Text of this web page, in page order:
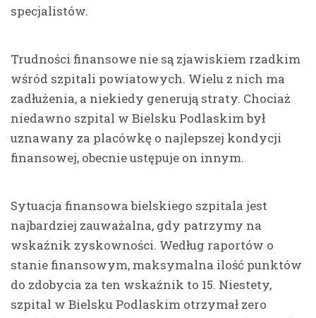
specjalistów.
Trudności finansowe nie są zjawiskiem rzadkim
wśród szpitali powiatowych. Wielu z nich ma
zadłużenia, a niekiedy generują straty. Chociaż
niedawno szpital w Bielsku Podlaskim był
uznawany za placówkę o najlepszej kondycji
finansowej, obecnie ustępuje on innym.
Sytuacja finansowa bielskiego szpitala jest
najbardziej zauważalna, gdy patrzymy na
wskaźnik zyskowności. Według raportów o
stanie finansowym, maksymalna ilość punktów
do zdobycia za ten wskaźnik to 15. Niestety,
szpital w Bielsku Podlaskim otrzymał zero